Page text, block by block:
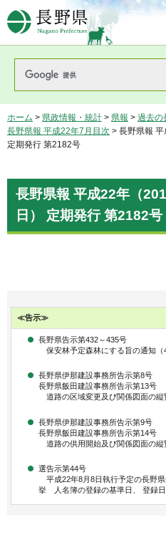
長野県Nagano
ホーム > 県政情報・統計 > 県報 > 過去の
長野県報 平成22年7月目次 > 長野県報
定期発行 第2182号
長野県報 平成22年（
日） 定期発行 第2182号
≪告示≫
長野県告示第432～435号
保安林予定森林にする旨の通知
長野県伊那建設事務所告示第8号
長野県飯田建設事務所告示第13号
道路の区域変更及び関係図面の
長野県伊那建設事務所告示第9号
長野県飯田建設事務所告示第14号
道路の供用開始及び関係図面の
選告示第44号
平成22年8月8日執行予定の長野
挙 人名簿の登録の基準日、 登録